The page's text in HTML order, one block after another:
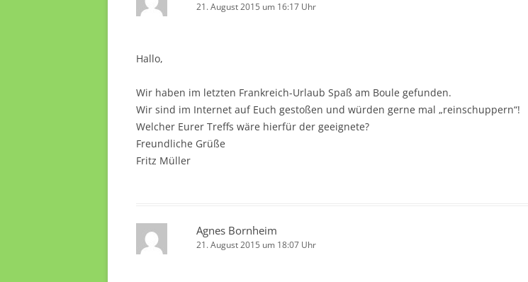
21. August 2015 um 16:17 Uhr
Hallo,
Wir haben im letzten Frankreich-Urlaub Spaß am Boule gefunden.
Wir sind im Internet auf Euch gestoßen und würden gerne mal „reinschuppern“!
Welcher Eurer Treffs wäre hierfür der geeignete?
Freundliche Grüße
Fritz Müller
Agnes Bornheim
21. August 2015 um 18:07 Uhr